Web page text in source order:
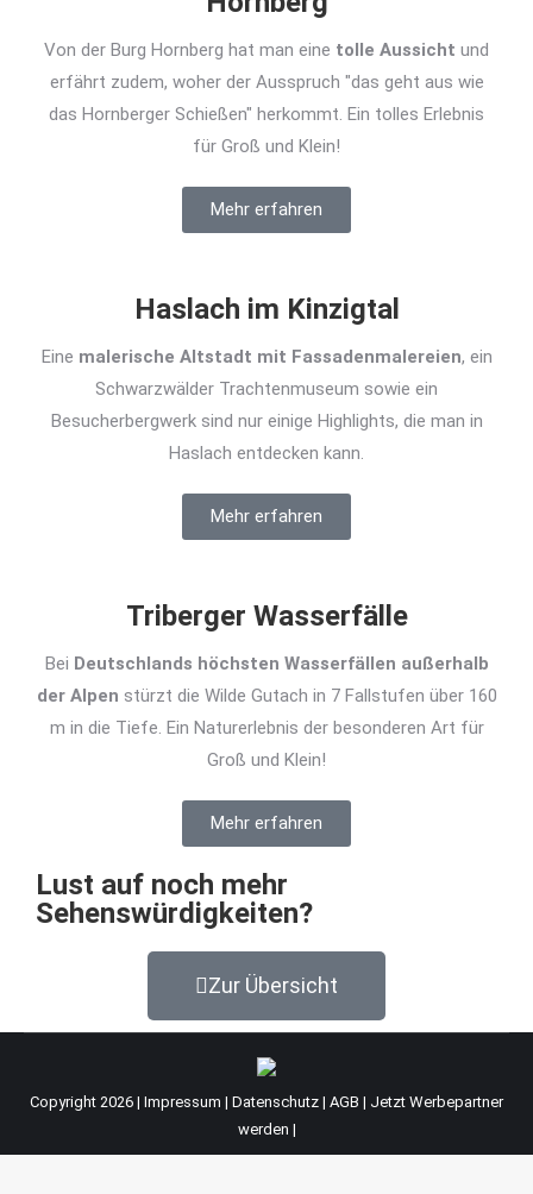
Von der Burg Hornberg hat man eine tolle Aussicht und
erfährt zudem, woher der Ausspruch "das geht aus wie
das Hornberger Schießen" herkommt. Ein tolles Erlebnis
für Groß und Klein!
Mehr erfahren
Haslach im Kinzigtal
Eine malerische Altstadt mit Fassadenmalereien, ein
Schwarzwälder Trachtenmuseum sowie ein
Besucherbergwerk sind nur einige Highlights, die man in
Haslach entdecken kann.
Mehr erfahren
Triberger Wasserfälle
Bei Deutschlands höchsten Wasserfällen außerhalb
der Alpen stürzt die Wilde Gutach in 7 Fallstufen über 160
m in die Tiefe. Ein Naturerlebnis der besonderen Art für
Groß und Klein!
Mehr erfahren
Lust auf noch mehr
Sehenswürdigkeiten?
Zur Übersicht
Copyright 2026 | Impressum | Datenschutz | AGB | Jetzt Werbepartner
werden |